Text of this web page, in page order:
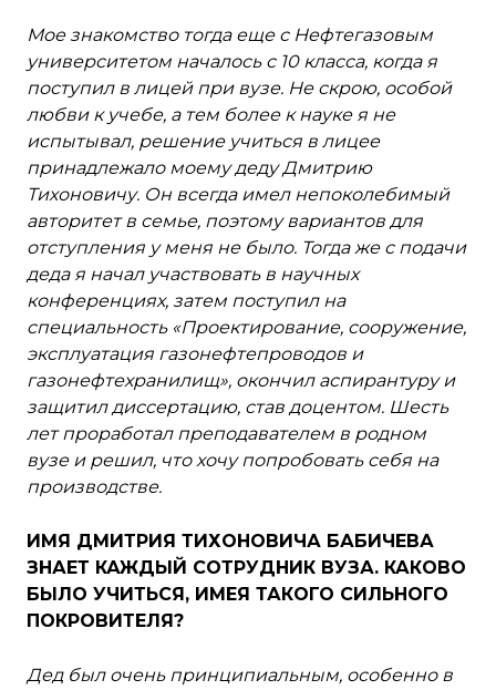
Мое знакомство тогда еще с Нефтегазовым
университетом началось с 10 класса, когда я
поступил в лицей при вузе. Не скрою, особой
любви к учебе, а тем более к науке я не
испытывал, решение учиться в лицее
принадлежало моему деду Дмитрию
Тихоновичу. Он всегда имел непоколебимый
авторитет в семье, поэтому вариантов для
отступления у меня не было. Тогда же с подачи
деда я начал участвовать в научных
конференциях, затем поступил на
специальность «Проектирование, сооружение,
эксплуатация газонефтепроводов и
газонефтехранилищ», окончил аспирантуру и
защитил диссертацию, став доцентом. Шесть
лет проработал преподавателем в родном
вузе и решил, что хочу попробовать себя на
производстве.
ИМЯ ДМИТРИЯ ТИХОНОВИЧА БАБИЧЕВА
ЗНАЕТ КАЖДЫЙ СОТРУДНИК ВУЗА. КАКОВО
БЫЛО УЧИТЬСЯ, ИМЕЯ ТАКОГО СИЛЬНОГО
ПОКРОВИТЕЛЯ?
Дед был очень принципиальным, особенно в